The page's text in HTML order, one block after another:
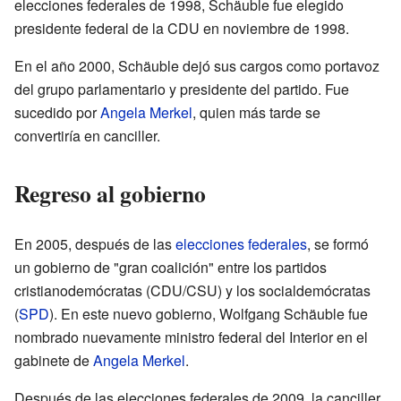
elecciones federales de 1998, Schäuble fue elegido
presidente federal de la CDU en noviembre de 1998.
En el año 2000, Schäuble dejó sus cargos como portavoz
del grupo parlamentario y presidente del partido. Fue
sucedido porAngela Merkel, quien más tarde se
convertiría en canciller.
Regreso al gobierno
En 2005, después de laselecciones federales, se formó
un gobierno de "gran coalición" entre los partidos
cristianodemócratas (CDU/CSU) y los socialdemócratas
(SPD). En este nuevo gobierno, Wolfgang Schäuble fue
nombrado nuevamente ministro federal del Interior en el
gabinete deAngela Merkel.